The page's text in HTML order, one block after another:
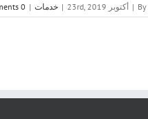
By
| أكتوبر 23rd, 2019 | خدمات |
0 Comments